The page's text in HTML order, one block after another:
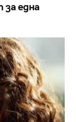
една